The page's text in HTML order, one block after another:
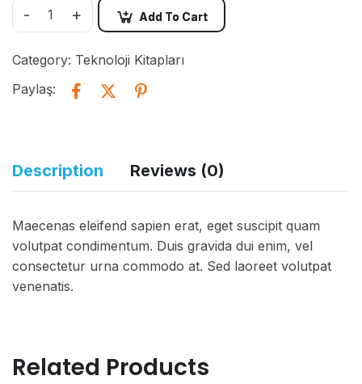
- + Add To Cart
Category: Teknoloji Kitapları
Paylaş:
Description Reviews (0)
Maecenas eleifend sapien erat, eget suscipit quam
volutpat condimentum. Duis gravida dui enim, vel
consectetur urna commodo at. Sed laoreet volutpat
venenatis.
Related Products